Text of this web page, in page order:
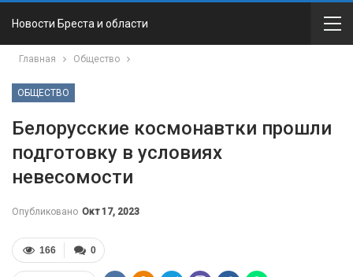
Новости Бреста и области
Главная Общество
ОБЩЕСТВО
Белорусские космонавтки прошли
подготовку в условиях
невесомости
Опубликовано Окт 17, 2023
0
166